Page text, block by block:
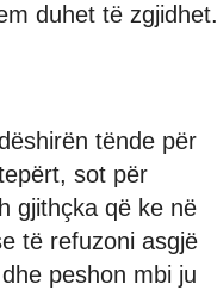
duhet të zgjidhet.
tënde për
sot për
gjithçka që ke në
të refuzoni asgjë
peshon mbi ju